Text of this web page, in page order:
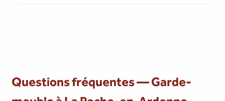
Questions fréquentes — Garde-